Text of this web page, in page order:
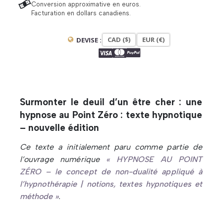
Conversion approximative en euros.
Facturation en dollars canadiens.
DEVISE : CAD ($) EUR (€)
Surmonter le deuil d’un être cher : une
hypnose au Point Zéro : texte hypnotique
– nouvelle édition
Ce texte a initialement paru comme partie de
l’ouvrage numérique « HYPNOSE AU POINT
ZÉRO – le concept de non-dualité appliqué à
l’hypnothérapie | notions, textes hypnotiques et
méthode ».